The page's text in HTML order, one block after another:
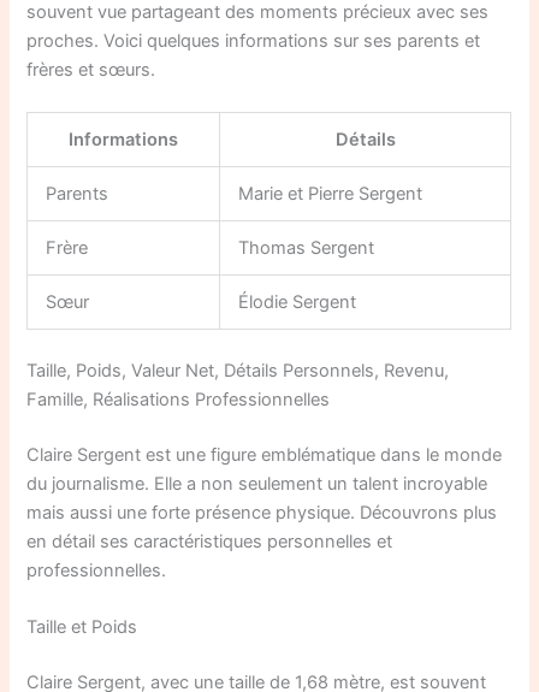
souvent vue partageant des moments précieux avec ses
proches. Voici quelques informations sur ses parents et
frères et sœurs.
Informations Détails
Parents Marie et Pierre Sergent
Frère Thomas Sergent
Sœur Élodie Sergent
Taille, Poids, Valeur Net, Détails Personnels, Revenu,
Famille, Réalisations Professionnelles
Claire Sergent est une figure emblématique dans le monde
du journalisme. Elle a non seulement un talent incroyable
mais aussi une forte présence physique. Découvrons plus
en détail ses caractéristiques personnelles et
professionnelles.
Taille et Poids
Claire Sergent, avec une taille de 1,68 mètre, est souvent